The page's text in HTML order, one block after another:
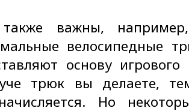
важны,
велосипедные
основу игрового
трюк вы делаете,
Но